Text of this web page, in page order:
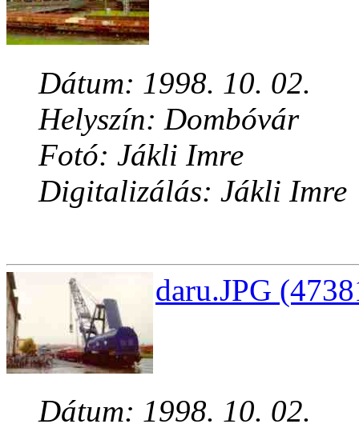
Dátum: 1998. 10. 02.
Helyszín: Dombóvár
Fotó: Jákli Imre
Digitalizálás: Jákli Imre
daru.JPG
Dátum: 1998. 10. 02.